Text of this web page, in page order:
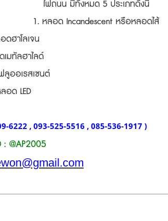
ไฟถนน มีทั้งหมด 5 ประเภทดังนี้
1. หลอด Incandescent หรือหลอดไส้
ดฮาโลเจน
มทัลฮาไลด์
ออเรสเซนต์
อด LED
6222 , 093-525-5516 , 085-536-1917 )
: @AP2005